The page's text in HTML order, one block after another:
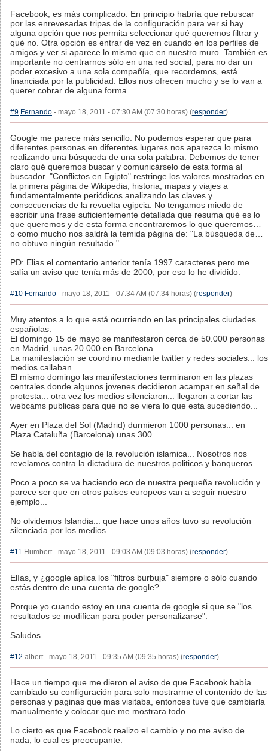
Facebook, es más complicado. En principio habría que rebuscar
por las enrevesadas tripas de la configuración para ver si hay
alguna opción que nos permita seleccionar qué queremos filtrar y
qué no. Otra opción es entrar de vez en cuando en los perfiles de
amigos y ver si aparece lo mismo que en nuestro muro. También es
importante no centrarnos sólo en una red social, para no dar un
poder excesivo a una sola compañía, que recordemos, está
financiada por la publicidad. Ellos nos ofrecen mucho y se lo van a
querer cobrar de alguna forma.
#9 Fernando - mayo 18, 2011 - 07:30 AM (07:30 horas) (responder)
Google me parece más sencillo. No podemos esperar que para
diferentes personas en diferentes lugares nos aparezca lo mismo
realizando una búsqueda de una sola palabra. Debemos de tener
claro qué queremos buscar y comunicárselo de esta forma al
buscador. "Conflictos en Egipto" restringe los valores mostrados en
la primera página de Wikipedia, historia, mapas y viajes a
fundamentalmente periódicos analizando las claves y
consecuencias de la revuelta egipcia. No tengamos miedo de
escribir una frase suficientemente detallada que resuma qué es lo
que queremos y de esta forma encontraremos lo que queremos…
o como mucho nos saldrá la temida página de: "La búsqueda de…
no obtuvo ningún resultado."
PD: Elias el comentario anterior tenía 1997 caracteres pero me
salía un aviso que tenía más de 2000, por eso lo he dividido.
#10 Fernando - mayo 18, 2011 - 07:34 AM (07:34 horas) (responder)
Muy atentos a lo que está ocurriendo en las principales ciudades
españolas.
El domingo 15 de mayo se manifestaron cerca de 50.000 personas
en Madrid, unas 20.000 en Barcelona...
La manifestación se coordino mediante twitter y redes sociales... los
medios callaban...
El mismo domingo las manifestaciones terminaron en las plazas
centrales donde algunos jovenes decidieron acampar en señal de
protesta... otra vez los medios silenciaron... llegaron a cortar las
webcams publicas para que no se viera lo que esta sucediendo...
Ayer en Plaza del Sol (Madrid) durmieron 1000 personas... en
Plaza Cataluña (Barcelona) unas 300...
Se habla del contagio de la revolución islamica... Nosotros nos
revelamos contra la dictadura de nuestros politicos y banqueros...
Poco a poco se va haciendo eco de nuestra pequeña revolución y
parece ser que en otros paises europeos van a seguir nuestro
ejemplo...
No olvidemos Islandia... que hace unos años tuvo su revolución
silenciada por los medios.
#11 Humbert - mayo 18, 2011 - 09:03 AM (09:03 horas) (responder)
Elías, y ¿google aplica los "filtros burbuja" siempre o sólo cuando
estás dentro de una cuenta de google?
Porque yo cuando estoy en una cuenta de google si que se "los
resultados se modifican para poder personalizarse".
Saludos
#12 albert - mayo 18, 2011 - 09:35 AM (09:35 horas) (responder)
Hace un tiempo que me dieron el aviso de que Facebook había
cambiado su configuración para solo mostrarme el contenido de las
personas y paginas que mas visitaba, entonces tuve que cambiarla
manualmente y colocar que me mostrara todo.
Lo cierto es que Facebook realizo el cambio y no me aviso de
nada, lo cual es preocupante.